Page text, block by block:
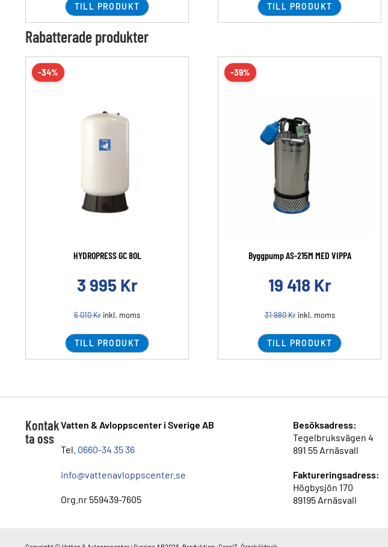
TILL PRODUKT TILL PRODUKT
Rabatterade produkter
-34%
HYDROPRESS GC 80L
3 995 Kr
6 010Kr inkl. moms
TILL PRODUKT
-39%
Byggpump AS-215M MED VIPPA
19 418 Kr
31 980Krinkl. moms
TILL PRODUKT
Kontak
ta oss
Vatten & Avloppscenter i Sverige AB
Tel. 0660-34 35 36
info@vattenavloppscenter.se
Org.nr 559439-7605
Besöksadress:
Tegelbruksvägen 4
891 55 Arnäsvall
Faktureringsadress:
Högbysjön 170
89195 Arnäsvall